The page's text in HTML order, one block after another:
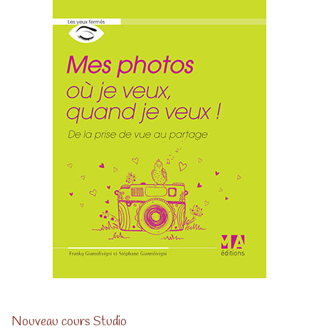
Nouveau cours Studio